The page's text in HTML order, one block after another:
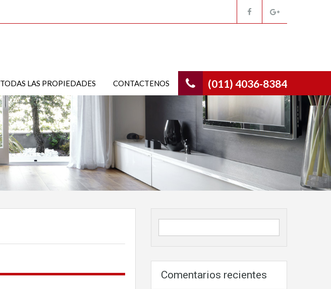
(011) 4036-8384
TODAS LAS PROPIEDADES CONTACTENOS
Comentarios recientes